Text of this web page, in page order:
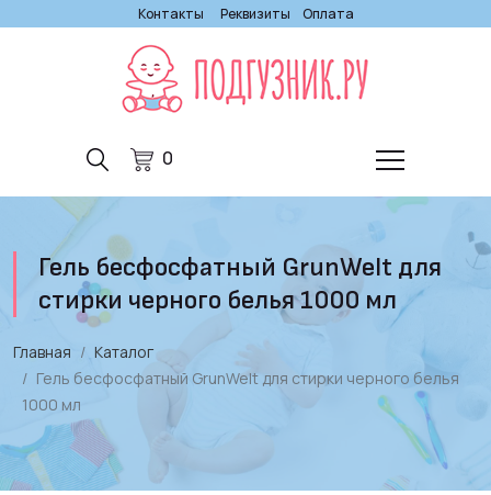
Контакты Реквизиты Оплата
0
Гель бесфосфатный GrunWelt для
стирки черного белья 1000 мл
Главная
Каталог
Гель бесфосфатный GrunWelt для стирки черного белья
1000 мл